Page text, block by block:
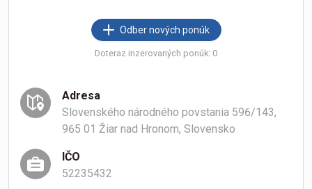
Odber nových ponúk
Doteraz inzerovaných ponúk: 0
Adresa
Slovenského národného povstania 596/143,
965 01 Žiar nad Hronom, Slovensko
IČO
52235432